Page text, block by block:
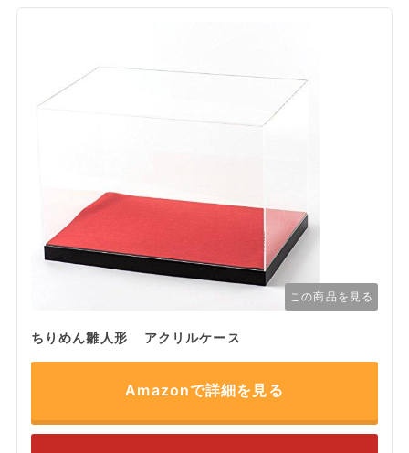
この商品を見る
ちりめん雛人形 アクリルケース
Amazonで詳細を見る